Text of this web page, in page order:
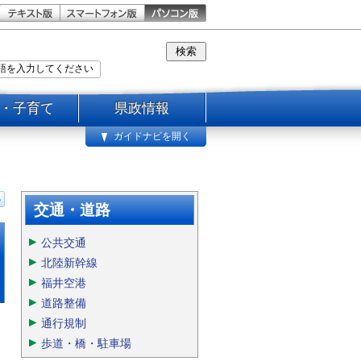
子育て 県政情報
ガイドナビを開く
交通・道路
公共交通
北陸新幹線
福井空港
道路整備
通行規制
歩道・橋・駐車場